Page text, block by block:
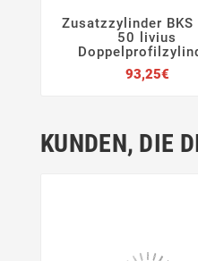
 
Zusatzzylinder BKS
50 livius
93,25€Preis
KUNDEN, DIE